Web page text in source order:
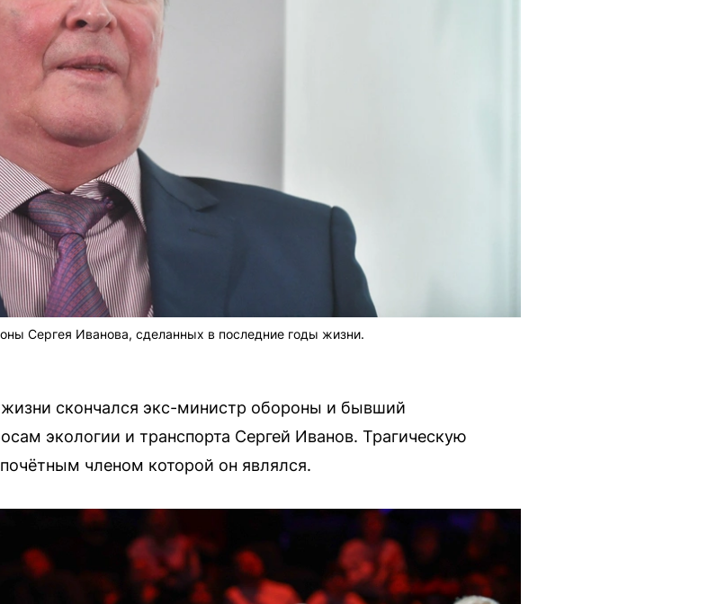
Сергея Иванова, сделанных в последние годы жизни.
скончался экс-министр обороны и бывший
экологии и транспорта Сергей Иванов. Трагическую
членом которой он являлся.